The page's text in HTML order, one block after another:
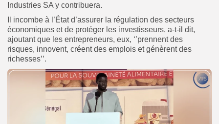
Industries SA y contribuera.
Il incombe à l’État d’assurer la régulation des secteurs
économiques et de protéger les investisseurs, a-t-il dit,
ajoutant que les entrepreneurs, eux, ‘’prennent des
risques, innovent, créent des emplois et génèrent des
richesses’’.